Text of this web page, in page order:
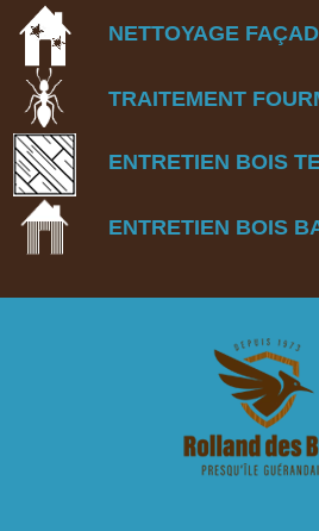
NETTOYAGE FAÇ
TRAITEMENT
ENTRETIEN BOIS
ENTRETIEN BOIS